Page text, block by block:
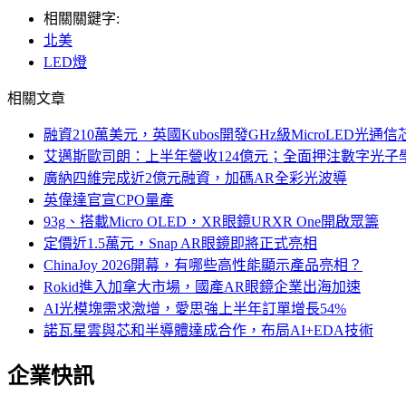
相關關鍵字:
北美
LED燈
相關文章
融資210萬美元，英國Kubos開發GHz級MicroLED光通信
艾邁斯歐司朗：上半年營收124億元；全面押注數字光子
廣納四維完成近2億元融資，加碼AR全彩光波導
英偉達官宣CPO量產
93g、搭載Micro OLED，XR眼鏡URXR One開啟眾籌
定價近1.5萬元，Snap AR眼鏡即將正式亮相
ChinaJoy 2026開幕，有哪些高性能顯示產品亮相？
Rokid進入加拿大市場，國產AR眼鏡企業出海加速
AI光模塊需求激增，愛思強上半年訂單增長54%
諾瓦星雲與芯和半導體達成合作，布局AI+EDA技術
企業快訊